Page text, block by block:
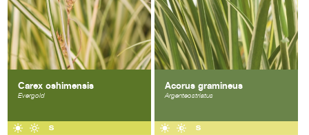
Carex oshimensis
Evergold
Acorus gramineus
Argenteostriatus